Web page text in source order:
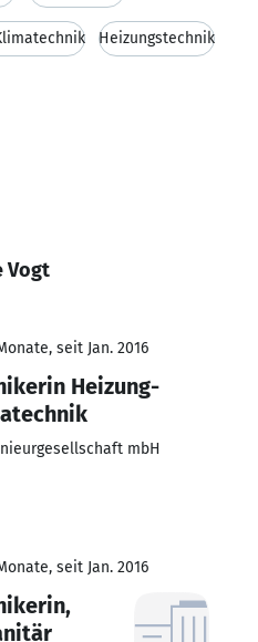
Heizungstechnik
Vogt
seit Jan. 2016
Heizung-
mbH
seit Jan. 2016